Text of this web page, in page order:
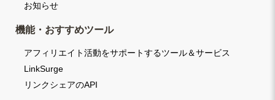
お知らせ
機能・おすすめツール
アフィリエイト活動をサポートするツール＆サービス
LinkSurge
リンクシェアのAPI